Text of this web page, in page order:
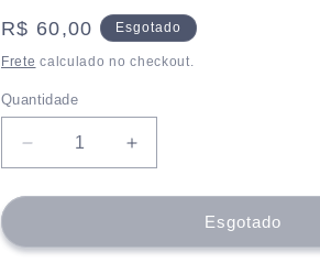
Preço
normal
R$ 60,00 Esgotado
Frete calculado no checkout.
Quantidade
Quantidade
Diminuir
a
quantidade
Saquinho
Aumentar
a
quantidade
Saquinho
Esgotado